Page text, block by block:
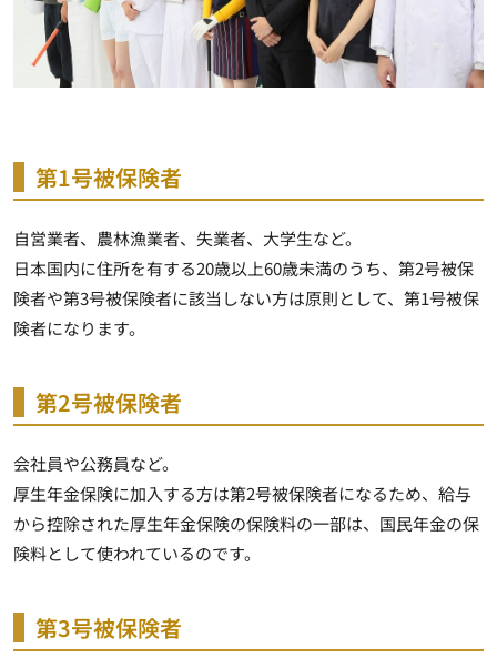
第1号被保険者
自営業者、農林漁業者、失業者、大学生など。
日本国内に住所を有する20歳以上60歳未満のうち、第2号被保
険者や第3号被保険者に該当しない方は原則として、第1号被保
険者になります。
第2号被保険者
会社員や公務員など。
厚生年金保険に加入する方は第2号被保険者になるため、給与
から控除された厚生年金保険の保険料の一部は、国民年金の保
険料として使われているのです。
第3号被保険者